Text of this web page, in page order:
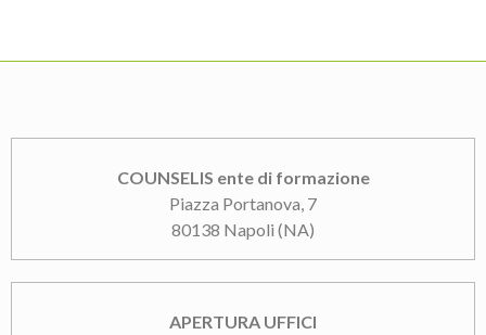
COUNSELIS ente di formazione
Piazza Portanova, 7
80138 Napoli (NA)
APERTURA UFFICI